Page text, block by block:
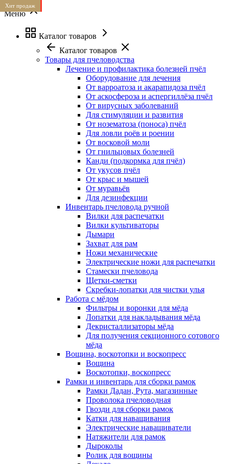
Меню
Каталог товаров
Каталог товаров
Товары для пчеловодства
Лечение и профилактика болезней пчёл
Оборудование для лечения
От варроатоза и акарапидоза пчёл
От аскосфероза и аспергиллёза пчёл
От вирусных заболеваний
Для стимуляции и развития
От нозематоза (поноса) пчёл
Для ловли роёв и роении
От восковой моли
От гнильцовых болезней
Канди (подкормка для пчёл)
От укусов пчёл
От крыс и мышей
От муравьёв
Для дезинфекции
Инвентарь пчеловода ручной
Вилки для распечатки
Вилки культиваторы
Дымари
Захват для рам
Ножи механические
Электрические ножи для распечатки
Стамески пчеловода
Щетки-сметки
Скребки-лопатки для чистки улья
Работа с мёдом
Фильтры и воронки для мёда
Лопатки для накладывания мёда
Декристаллизаторы мёда
Для получения секционного сотового
мёда
Вощина, воскотопки и воскопресс
Вощина
Воскотопки, воскопресс
Рамки и инвентарь для сборки рамок
Рамки Дадан, Рута, магазинные
Проволока пчеловодная
Гвозди для сборки рамок
Катки для наващивания
Электрические наващиватели
Натяжители для рамок
Дыроколы
Ролик для вощины
Лучшая цена
Хит продаж